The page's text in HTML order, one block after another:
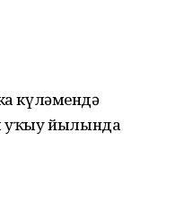
күләмендә
уҡыу йылында